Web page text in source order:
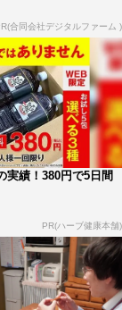
すね。
台本を初めて
いちゃん、おば
思い浮かびまし
とがすごくう
の街だなとい
合同会社デジタルファーム )
実績！380円で5日間
PR(ハーブ健康本舗)